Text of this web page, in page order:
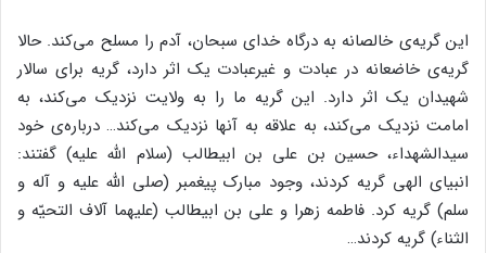
این گریه‌ی خالصانه به درگاه خدای سبحان، آدم را مسلح می‌کند. حالا
گریه‌ی خاضعانه در عبادت و غیرعبادت یک اثر دارد، گریه برای سالار
شهیدان یک اثر دارد. این گریه ما را به ولایت نزدیک می‌کند، به
امامت نزدیک می‌کند، به علاقه به آنها نزدیک می‌کند… درباره‌ی خود
سیدالشهداء، حسین بن علی بن ابیطالب (سلام الله علیه) گفتند:
انبیای الهی گریه کردند، وجود مبارک پیغمبر (صلی الله علیه و آله و
سلم) گریه کرد. فاطمه زهرا و علی بن ابیطالب (علیهما آلاف التحیّه و
الثناء) گریه کردند…